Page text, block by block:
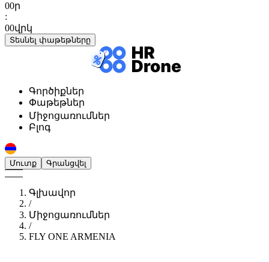
00ր
:
00վրկ
Տեսնել փաթեթները
Գործիքներ
Փաթեթներ
Միջոցառումներ
Բլոգ
Մուտք Գրանցվել
Գլխավոր
/
Միջոցառումներ
/
FLY ONE ARMENIA